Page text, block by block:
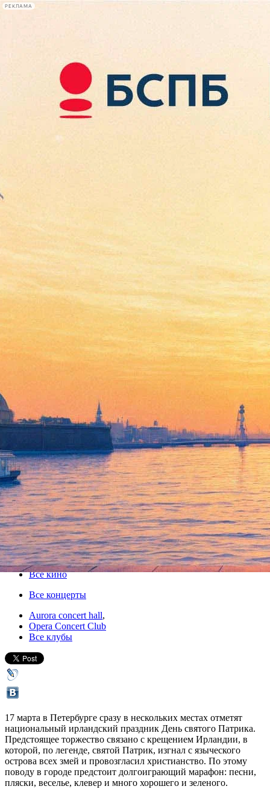
РЕКЛАМА
Сегодня:
2026.08.10
08:41
Афиша Plus
День Святого Патрика будут
отмечать несколько дней
16 марта 2018, пятница-18 марта 2018, воскресенье
Версия для печати
Все кино
Все концерты
Aurora concert hall,
Opera Concert Club
Все клубы
17 марта в Петербурге сразу в нескольких местах отметят
национальный ирландский праздник День святого Патрика.
Предстоящее торжество связано с крещением Ирландии, в
которой, по легенде, святой Патрик, изгнал с языческого
острова всех змей и провозгласил христианство. По этому
поводу в городе предстоит долгоиграющий марафон: песни,
пляски, веселье, клевер и много хорошего и зеленого.